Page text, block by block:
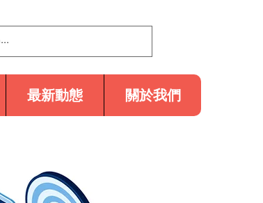
最新動態 關於我們